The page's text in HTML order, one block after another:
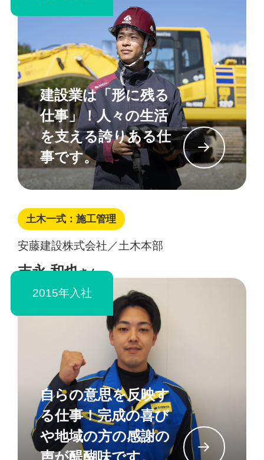
建設業は「形に残る
仕事」！人々の生活
を支える誇りある仕
事です。
イン
土木一式：施工管理
安藤建設株式会社／土木本部
末永 和也さん
2015年入社
自らの意思を反映す
る仕事！完成の喜び
や地域の方の感謝の
声が醍醐味です。
イン